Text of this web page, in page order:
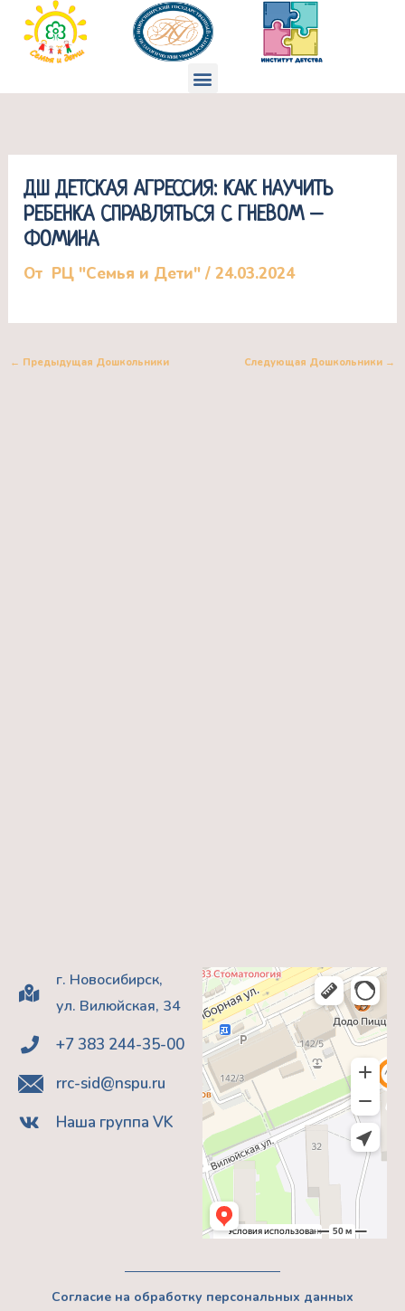
Перейти
содержимому
Меню
ДШ ДЕТСКАЯ АГРЕССИЯ: КАК НАУЧИТЬ
РЕБЕНКА СПРАВЛЯТЬСЯ С ГНЕВОМ –
ФОМИНА
От РЦ "Семья и Дети"/24.03.2024
← Предыдущая Дошкольники Следующая Дошкольники →
г. Новосибирск,
ул. Вилюйская, 34
+7 383 244-35-00
rrc-sid@nspu.ru
Наша группа VK
Согласие на обработку персональных данных